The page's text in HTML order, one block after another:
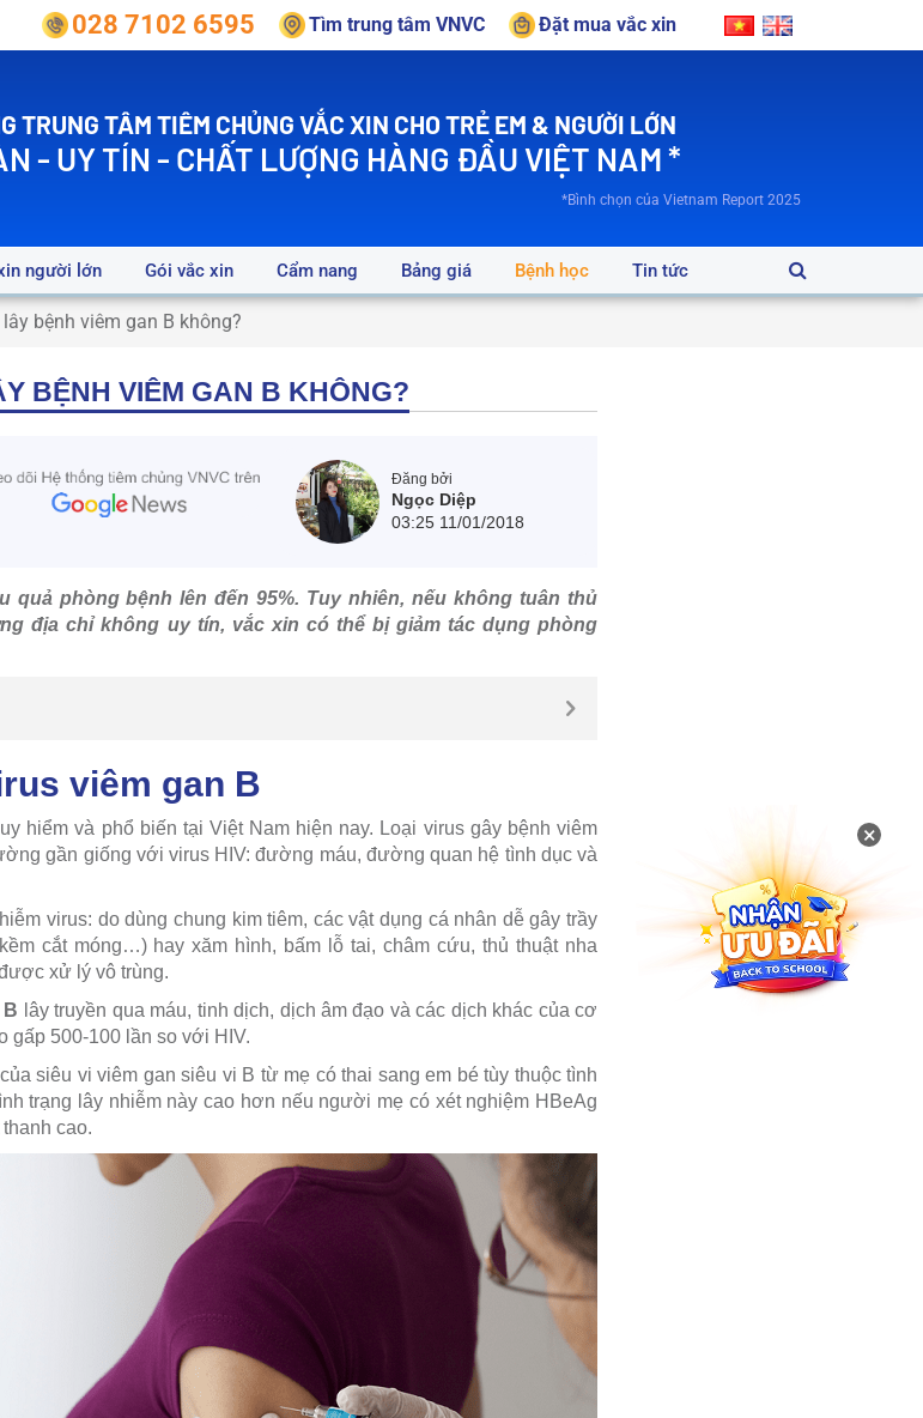
028 7102 6595 Tìm trung tâm VNVC Đặt mua vắc xin
TRUNG TÂM TIÊM CHỦNG VẮC XIN CHO TRẺ EM & NGƯỜI LỚN
- UY TÍN - CHẤT LƯỢNG HÀNG ĐẦU VIỆT NAM *
*Bình chọn của Vietnam Report 2025
người lớn Gói vắc xin Cẩm nang Bảng giá Bệnh học Tin tức
bệnh viêm gan B không?
BỆNH VIÊM GAN B KHÔNG?
Đăng bởi
Ngọc Diệp
03:25 11/01/2018
quả phòng bệnh lên đến 95%. Tuy nhiên, nếu không tuân thủ
địa chỉ không uy tín, vắc xin có thể bị giảm tác dụng phòng
viêm gan B
hiểm và phổ biến tại Việt Nam hiện nay. Loại virus gây bệnh viêm
gần giống với virus HIV: đường máu, đường quan hệ tình dục và
virus: do dùng chung kim tiêm, các vật dụng cá nhân dễ gây trầy
cắt móng…) hay xăm hình, bấm lỗ tai, châm cứu, thủ thuật nha
xử lý vô trùng.
B lây truyền qua máu, tinh dịch, dịch âm đạo và các dịch khác của cơ
gấp 500-100 lần so với HIV.
siêu vi viêm gan siêu vi B từ mẹ có thai sang em bé tùy thuộc tình
trạng lây nhiễm này cao hơn nếu người mẹ có xét nghiệm HBeAg
cao.
×